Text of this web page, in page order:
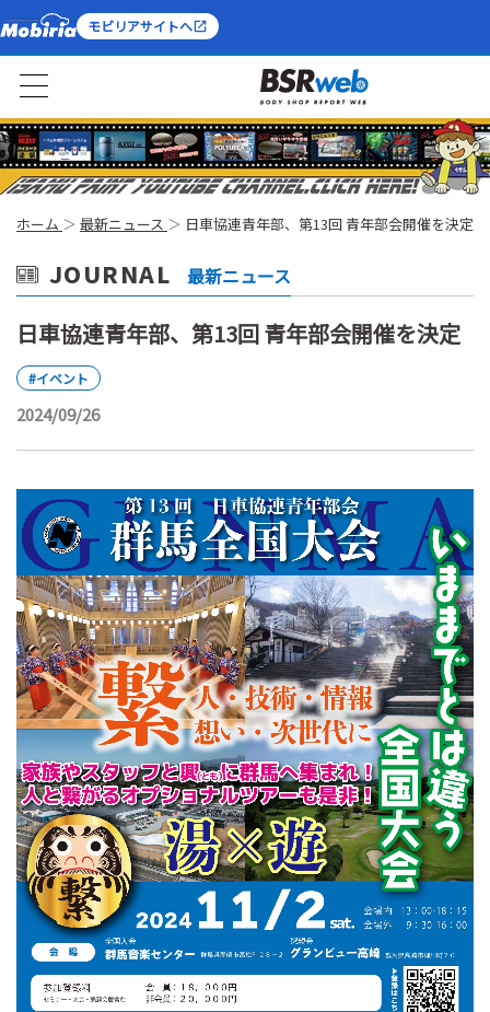
モビリアサイトへ
ホーム 最新ニュース 日車協連青年部、第13回 青年部会開催を決定
JOURNAL 最新ニュース
日車協連青年部、第13回 青年部会開催を決定
#イベント
2024/09/26